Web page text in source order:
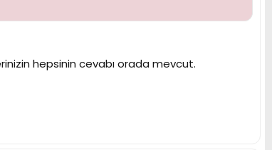
hepsinin cevabı orada mevcut.